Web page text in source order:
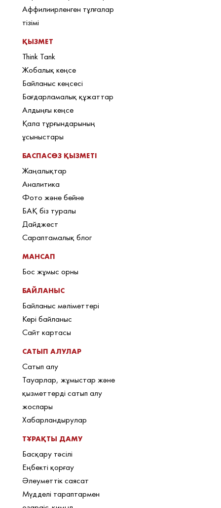
Аффилиирленген тұлғалар
тізімі
ҚЫЗМЕТ
Think Tank
Жобалық кеңсе
Байланыс кеңсесі
Бағдарламалық құжаттар
Алдыңғы кеңсе
Қала тұрғындарының
ұсыныстары
БАСПАСӨЗ ҚЫЗМЕТІ
Жаңалықтар
Аналитика
Фото және бейне
БАҚ біз туралы
Дайджест
Сараптамалық блог
МАНСАП
Бос жұмыс орны
БАЙЛАНЫС
Байланыс мәліметтері
Кері байланыс
Сайт картасы
САТЫП АЛУЛАР
Сатып алу
Тауарлар, жұмыстар және
қызметтерді сатып алу
жоспары
Хабарландырулар
ТҰРАҚТЫ ДАМУ
Басқару тәсілі
Еңбекті қорғау
Әлеуметтік саясат
Мүдделі тараптармен